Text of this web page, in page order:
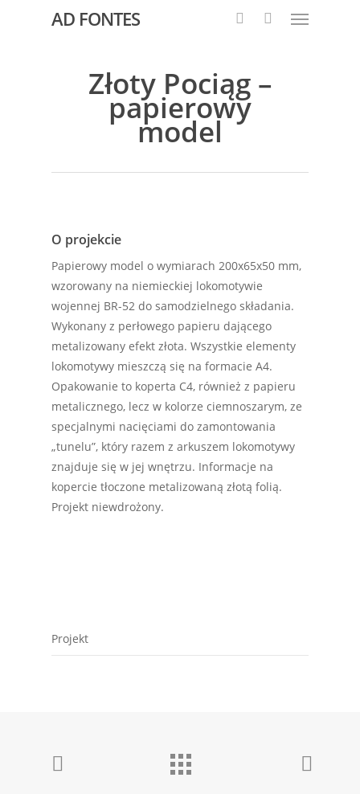
AD FONTES
Złoty Pociąg –
papierowy
model
O projekcie
Papierowy model o wymiarach 200x65x50 mm,
wzorowany na niemieckiej lokomotywie
wojennej BR-52 do samodzielnego składania.
Wykonany z perłowego papieru dającego
metalizowany efekt złota. Wszystkie elementy
lokomotywy mieszczą się na formacie A4.
Opakowanie to koperta C4, również z papieru
metalicznego, lecz w kolorze ciemnoszarym, ze
specjalnymi nacięciami do zamontowania
„tunelu”, który razem z arkuszem lokomotywy
znajduje się w jej wnętrzu. Informacje na
kopercie tłoczone metalizowaną złotą folią.
Projekt niewdrożony.
Projekt